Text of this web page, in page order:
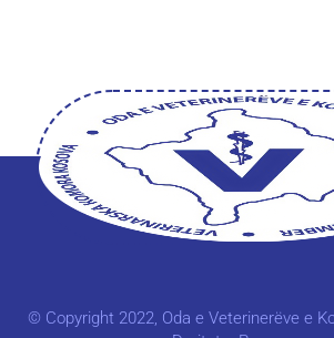
© Copyright 2022, Oda e Veterinerëve e